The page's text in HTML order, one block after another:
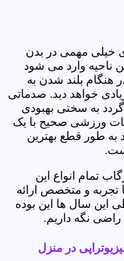
خیلی مهمی در بدن
ناحیه وارد می شود
هنگام بلند شدن به
خواهد دید. صدماتی
گردد به سختی بهبودی
ورزشی صحیح با یک
به طور قطع بهترین
تمام انواع این
تجربه و متخصص ارائه
سال ها این بوده
راضی نگه داریم.
در منزل